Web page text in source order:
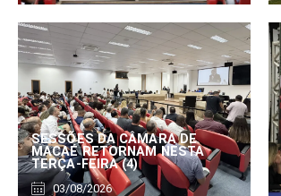
SESSÕES DA CÂMARA DE
MACAÉ RETORNAM NESTA
TERÇA-FEIRA (4)
03/08/2026